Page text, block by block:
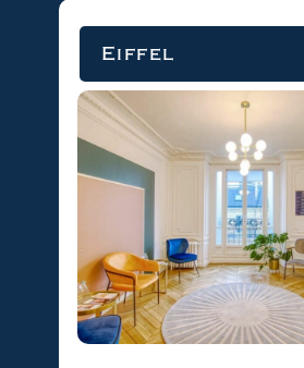
Eiffel